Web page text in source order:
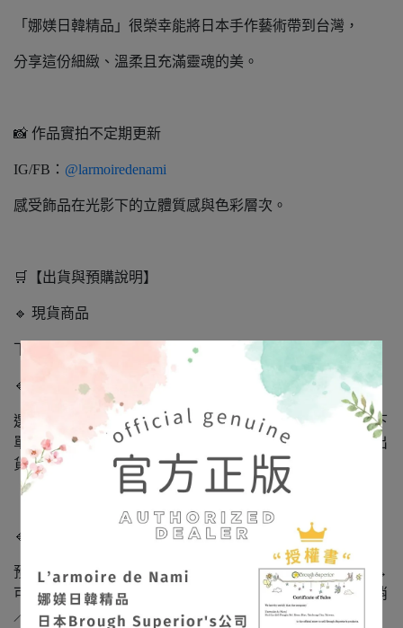
「娜媄日韓精品」很榮幸能將日本手作藝術帶到台灣，
分享這份細緻、溫柔且充滿靈魂的美。
📸 作品實拍不定期更新
IG/FB： @larmoiredenami
感受飾品在光影下的立體質感與色彩層次。
🛒【出貨與預購說明】
🔹 現貨商品
下單後 下一個工作天出貨。
🔹 隔日到貨說明
選擇蝦皮「隔日到貨」的客人：請於 工作日 14:00 前完成下
單，即可於當天寄出。超過 14:00 → 將改為下一個工作天出
貨。
（實際配送仍以物流運作與假期公告為主。）
🔹 日本預購商品
預購約需 14～30 個工作天（不含假日）。如遇缺貨/缺料 →
可能延後或斷貨，會主動通知退款。預購下單後恕無法取消
／更改。若同筆訂單含預購＋現貨 → 全部到齊後一併寄